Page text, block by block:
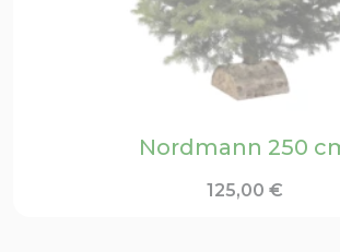
Nordmann 250
125,00 €